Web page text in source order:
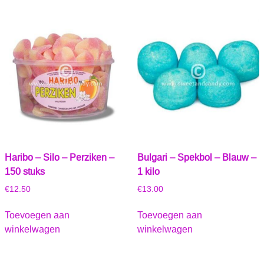
Haribo – Silo – Perziken –
150 stuks
€12.50
Toevoegen aan
winkelwagen
Bulgari – Spekbol – Blauw –
1 kilo
€13.00
Toevoegen aan
winkelwagen